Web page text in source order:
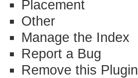
Placement
Other
Manage the Index
Report a Bug
Remove this Plugin